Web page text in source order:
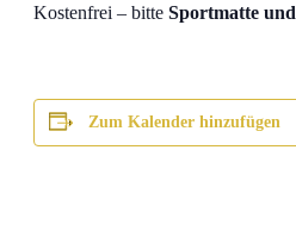
Kostenfrei – bitte Sportmatte
Zum Kalender hinzufügen